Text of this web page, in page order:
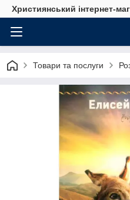
Християнський інтернет-
Товари та послуги